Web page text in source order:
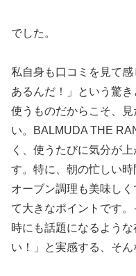
でした。
私自身も口コミを見て
あるんだ！」という驚
使うものだからこそ、
い。BALMUDA THE
く、使うたびに気分が
す。特に、朝の忙しい時
オーブン調理も美味し
て大きなポイントです
時にも話題になるよう
い！」と実感する、そん